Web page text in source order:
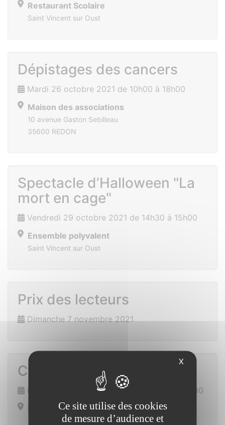
Restaurant Scolaire
Saint Vincent sur Oust
Dépistages des cancers
Mardi 26 octobre 2021 de 10h00 à 18h00
Maison des associations
10 avenue Gaston Sebilleau
35600 REDON
Spectacle d’Halloween "La
mort en cage"
Vendredi 29 octobre 2021 de 14h30 à 15h00
Ensemble polyvalent
Saint Vincent sur Oust
Prix des lecteurs
Dimanche 7 novembre 2021
Cours de cuisine
Mercredi 17 novembre 2021 de 18h00 à 19h30
Ensemble polyvalent
X
Ce site utilise des cookies
de mesure d’audience et